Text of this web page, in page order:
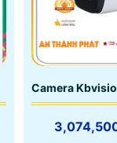
Camera